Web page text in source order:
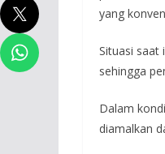
yang
Situasi saat
sehingga
Dalam
diamalkan